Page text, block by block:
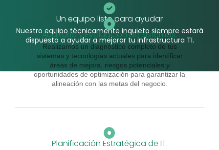
Un equipo listo para ayudar
Nuestro equipo técnicamente inquieto siempre estará
dispuesto a ayudar a mejorar tu infrastructura TI.
Auditoría y Evaluación de Sistemas.
Realizamos un diagnóstico completo de tus
sistemas y tecnologías actuales para identificar
áreas de mejora, riesgos potenciales y
oportunidades de optimización para garantizar la
alineación con las metas del negocio.
Planificación Estratégica de IT.